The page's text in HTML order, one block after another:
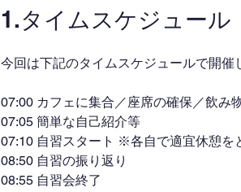
1.タイムスケジュール
今回は下記のタイムスケジュールで開催
07:00 カフェに集合／座席の確保／飲み
07:05 簡単な自己紹介等
07:10 自習スタート ※各自で適宜休憩を
08:50 自習の振り返り
08:55 自習会終了